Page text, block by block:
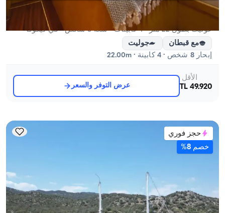
قارب جديد
غوليت بطول 22 متر - 4 كابينات - سعة 8 شخص - في كيكوفا
مع قبطان
جوليت
إبحار 8 شخص · 4 كابينة · 22.00m
الأقل
49.920 TL
عرض التوفر والسعر
حجز فوري
خصم 8%